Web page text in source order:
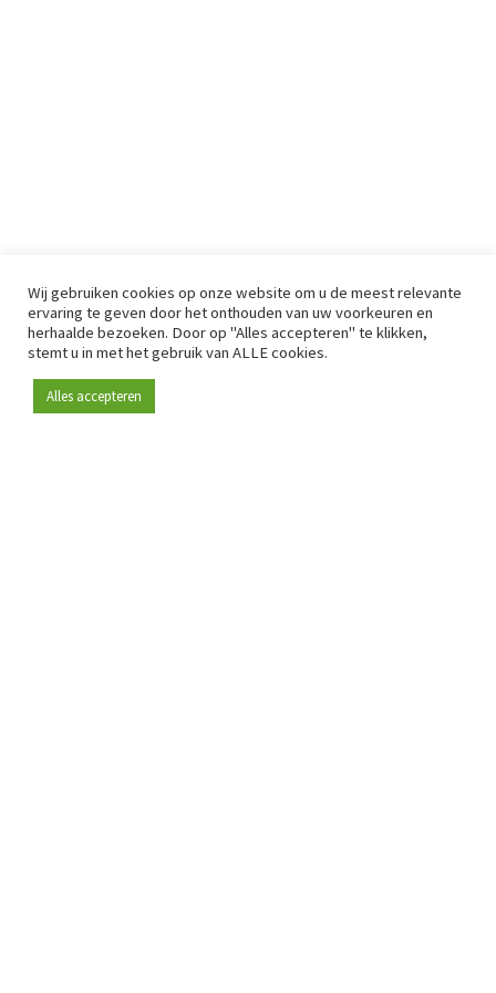
Wij gebruiken cookies op onze website om u de meest relevante
ervaring te geven door het onthouden van uw voorkeuren en
herhaalde bezoeken. Door op "Alles accepteren" te klikken,
stemt u in met het gebruik van ALLE cookies.
Alles accepteren